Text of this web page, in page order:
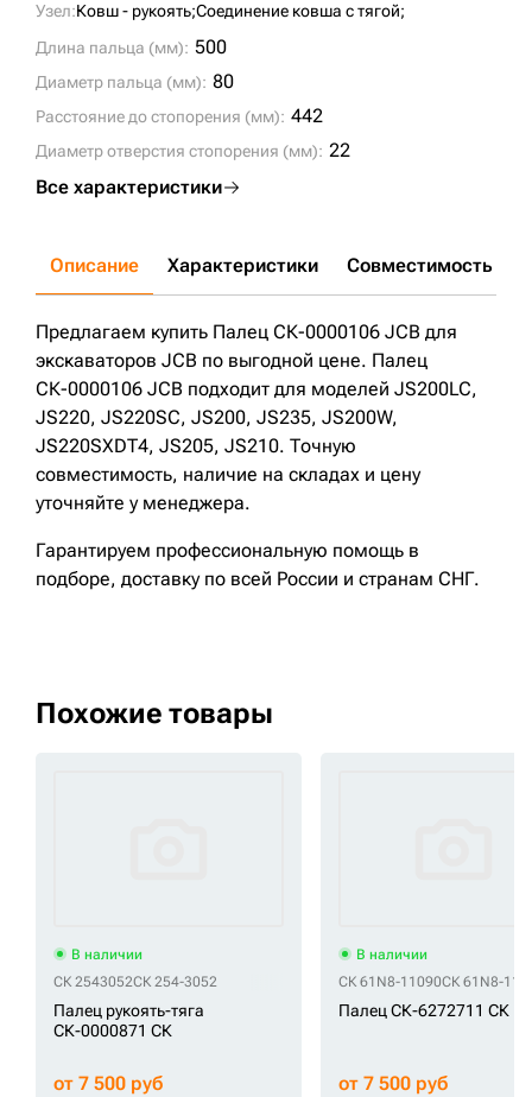
Узел:Ковш - рукоять;Соединение ковша с тягой;
Длина пальца (мм): 500
Диаметр пальца (мм): 80
Расстояние до стопорения (мм): 442
Диаметр отверстия стопорения (мм): 22
Все характеристики
Описание Характеристики Совместимость
Предлагаем купить Палец СК-0000106 JCB для
экскаваторов JCB по выгодной цене. Палец
СК-0000106 JCB подходит для моделей JS200LC,
JS220, JS220SC, JS200, JS235, JS200W,
JS220SXDT4, JS205, JS210. Точную
совместимость, наличие на складах и цену
уточняйте у менеджера.
Гарантируем профессиональную помощь в
подборе, доставку по всей России и странам СНГ.
Похожие товары
В наличии
СК 2543052СК 254-3052
Палец рукоять-тяга
СК-0000871 СК
от 7 500 руб
В наличии
СК 61N8-11090СК 61N8-
Палец СК-6272711 СК
от 7 500 руб